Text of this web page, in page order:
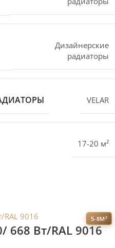
Дизайнерские
радиаторы
VELAR
17-20 м²
5-8М²
668 Bт/RAL 9016